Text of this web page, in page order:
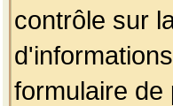
contrôle sur
formulaire de